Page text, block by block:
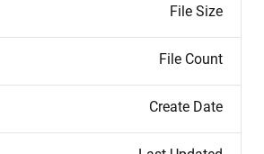
File Size
File Count
Create Date